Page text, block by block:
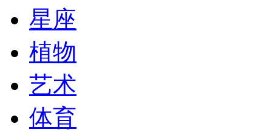
星座
植物
艺术
体育